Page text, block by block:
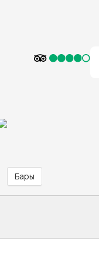
Бары